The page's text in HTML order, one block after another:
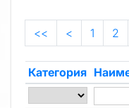
<<
< 1 2
Категория